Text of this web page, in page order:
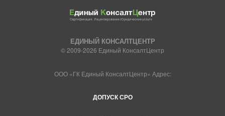
ЕДИНЫЙ КОНСАЛТЦЕНТР
© 2009-2026 Единый КонсалтЦентр
ООО «ГК Единый КонсалтЦентр» Адрес:
ДОПУСК СРО